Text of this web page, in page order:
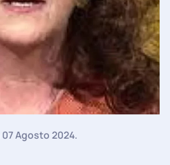
07 Agosto 2024.